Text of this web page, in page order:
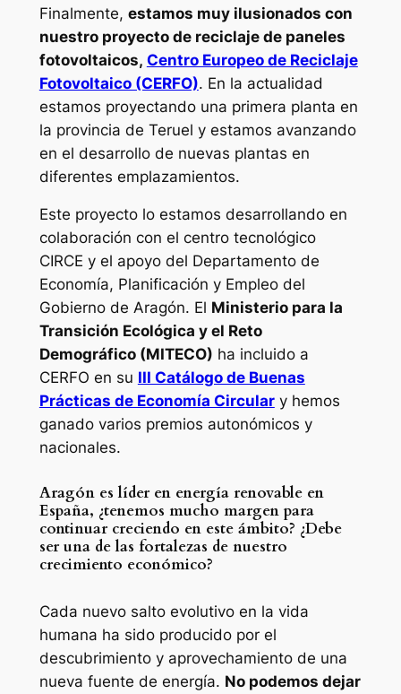
Finalmente, estamos muy ilusionados con
nuestro proyecto de reciclaje de paneles
fotovoltaicos, Centro Europeo de Reciclaje
Fotovoltaico (CERFO). En la actualidad
estamos proyectando una primera planta en
la provincia de Teruel y estamos avanzando
en el desarrollo de nuevas plantas en
diferentes emplazamientos.
Este proyecto lo estamos desarrollando en
colaboración con el centro tecnológico
CIRCE y el apoyo del Departamento de
Economía, Planificación y Empleo del
Gobierno de Aragón. El Ministerio para la
Transición Ecológica y el Reto
Demográfico (MITECO) ha incluido a
CERFO en su III Catálogo de Buenas
Prácticas de Economía Circulary hemos
ganado varios premios autonómicos y
nacionales.
Aragón es líder en energía renovable en
España, ¿tenemos mucho margen para
continuar creciendo en este ámbito? ¿Debe
ser una de las fortalezas de nuestro
crecimiento económico?
Cada nuevo salto evolutivo en la vida
humana ha sido producido por el
descubrimiento y aprovechamiento de una
nueva fuente de energía. No podemos dejar